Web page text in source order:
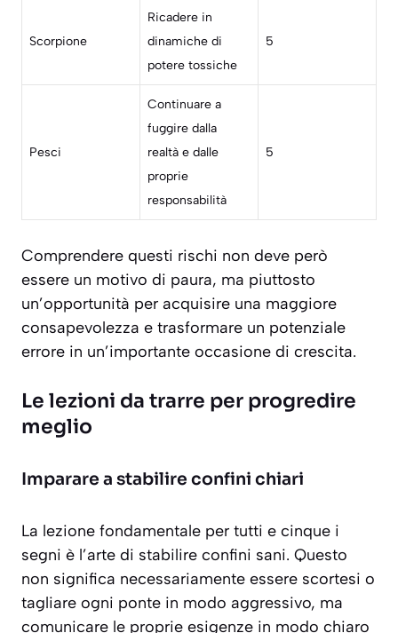
Scorpione
Ricadere in
dinamiche di
potere tossiche
5
Pesci
Continuare a
fuggire dalla
realtà e dalle
proprie
responsabilità
5
Comprendere questi rischi non deve però
essere un motivo di paura, ma piuttosto
un’opportunità per acquisire una maggiore
consapevolezza e trasformare un potenziale
errore in un’importante occasione di crescita.
Le lezioni da trarre per progredire
meglio
Imparare a stabilire confini chiari
La lezione fondamentale per tutti e cinque i
segni è l’arte di stabilire confini sani. Questo
non significa necessariamente essere scortesi o
tagliare ogni ponte in modo aggressivo, ma
comunicare le proprie esigenze in modo chiaro